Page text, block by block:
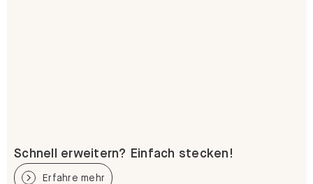
Schnell erweitern? Einfach stecken!
Erfahre mehr